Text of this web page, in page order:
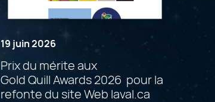
19 juin 2026
Prix du mérite aux
Gold Quill Awards 2026 pour la
refonte du site Web laval.ca